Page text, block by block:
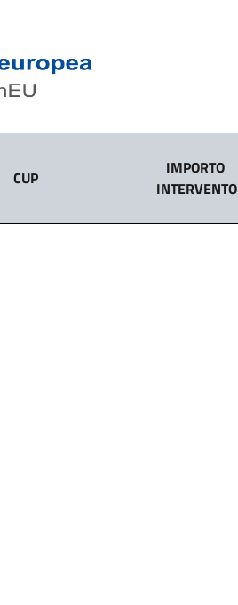
CUP
IMPORTO
INTERVENTO